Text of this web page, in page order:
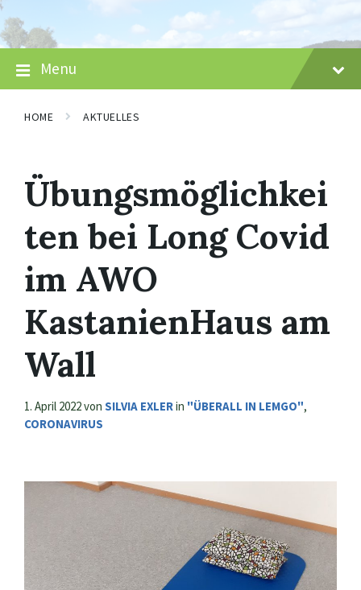
Skip
to
content
Skip
to
main
navigation
Skip
to
footer
Menu
HOME AKTUELLES
Übungsmöglichkei
ten bei Long Covid
im AWO
KastanienHaus am
Wall
1. April 2022von SILVIA EXLERin "ÜBERALL IN LEMGO",
CORONAVIRUS